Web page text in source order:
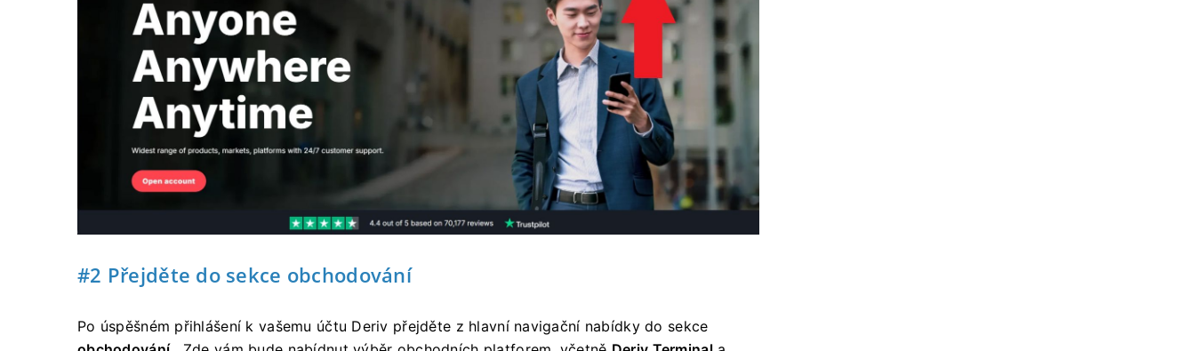
#2 Přejděte do sekce obchodování
Po úspěšném přihlášení k vašemu účtu Deriv přejděte z hlavní navigační nabídky do sekce